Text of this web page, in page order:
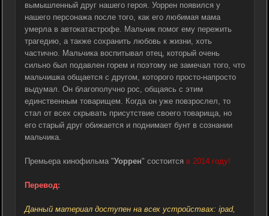
вымышленный друг нашего героя. Уоррен появился у
нашего персонажа после того, как его любимая мама
умерла в автокатастрофе. Мальчик помог ему пережить
трагедию, а также сохранить любовь к жизни, хоть
частично. Мальчика воспитывал отец, который очень
сильно был подавлен горем и поэтому не замечал того, что
мальчишка общается с другом, которого просто-напросто
выдумал. Он благополучно рос, общаясь с этим
единственным товарищем. Когда он уже повзрослел, то
стал от всех скрывать присутствие своего товарища, но
его старый друг обижается и поднимает бунт в сознании
мальчика.
Премьера кинофильма "Уоррен" состоится в 2014 году!
Перевод:
Данный материал доступен на всех устройствах: ipad,